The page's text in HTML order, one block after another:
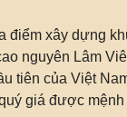
điểm xây dựng
nguyên Lâm
tiên của Việt
giá được